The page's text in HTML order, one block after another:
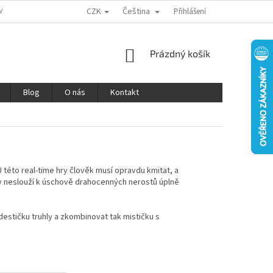
OCHRANY OSOBNÍCH ÚDAJŮ REKLAMACE A VRÁCENÍ ZBOŽÍ
CZK Čeština Přihlášení
NÁKUPNÍ
Prázdný košík
Blog O nás Kontakt
této real-time hry člověk musí opravdu kmitat, a
k úschově drahocenných nerostů úplně
truhly a zkombinovat tak mističku s